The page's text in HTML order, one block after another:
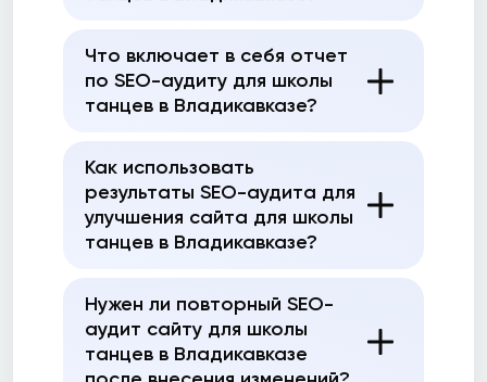
Что включает в себя отчет
по SEO-аудиту для школы
танцев в Владикавказе?
Как использовать
результаты SEO-аудита для
улучшения сайта для школы
танцев в Владикавказе?
Нужен ли повторный SEO-
аудит сайту для школы
танцев в Владикавказе